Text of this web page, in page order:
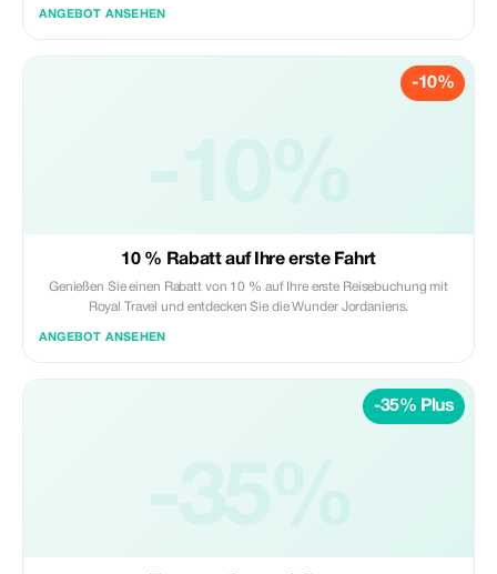
ANGEBOT ANSEHEN
-10%
10 % Rabatt auf Ihre erste Fahrt
Genießen Sie einen Rabatt von 10 % auf Ihre erste Reisebuchung mit
Royal Travel und entdecken Sie die Wunder Jordaniens.
ANGEBOT ANSEHEN
-35%
-35% Plus